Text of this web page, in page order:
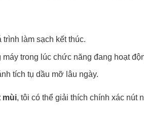
làm sạch kết thúc.
trong lúc chức năng đang hoạt
tích tụ dầu mỡ lâu ngày.
mùi, tôi có thể giải thích chính xác nút